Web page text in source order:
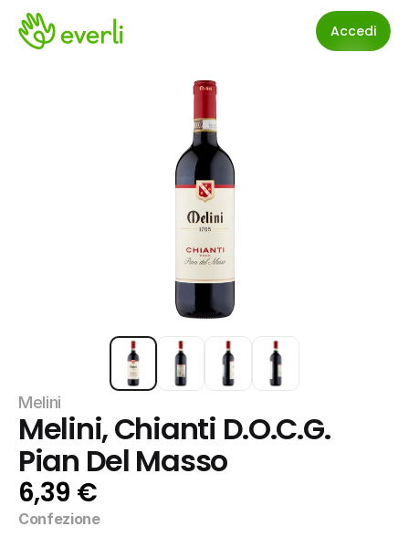
Accedi
Melini
Melini, Chianti D.O.C.G.
Pian Del Masso
6,39 €
Confezione